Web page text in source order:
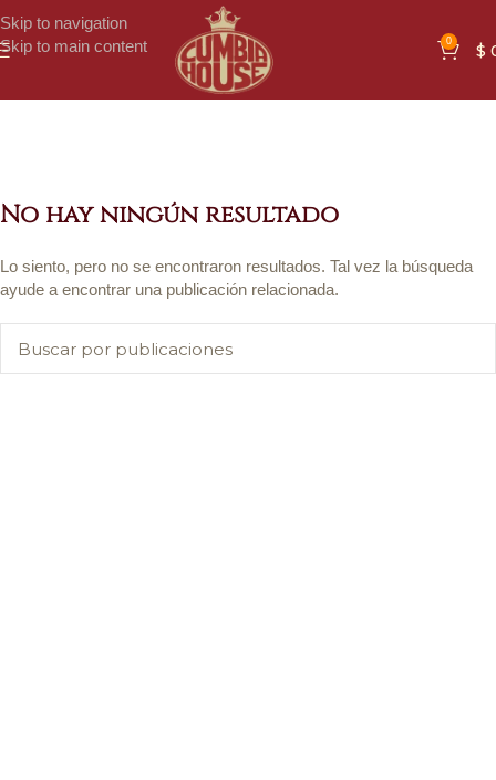
Skip to navigation
Skip to main content
0 $
No hay ningún resultado
Lo siento, pero no se encontraron resultados. Tal vez la búsqueda
ayude a encontrar una publicación relacionada.